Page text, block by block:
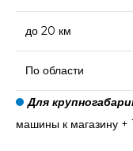
до 20 км
По области
Для
машины к магазину +